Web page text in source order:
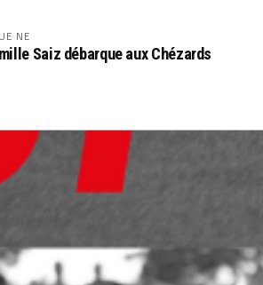
NE
Saiz débarque aux Chézards